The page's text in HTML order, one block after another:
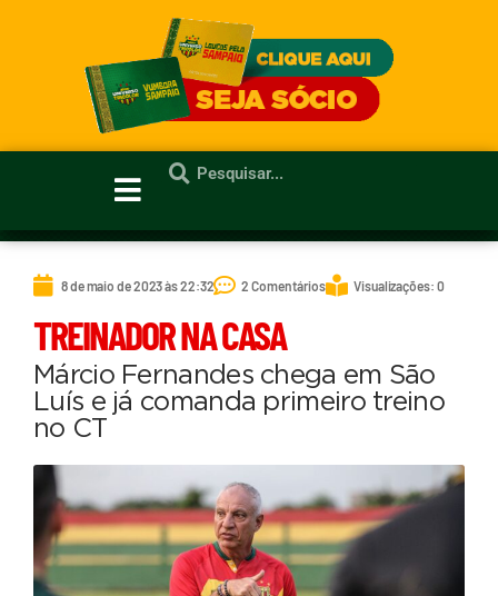
8 de maio de 2023 às 22:32 2 Comentários Visualizações: 0
TREINADOR NA CASA
Márcio Fernandes chega em São
Luís e já comanda primeiro treino
no CT